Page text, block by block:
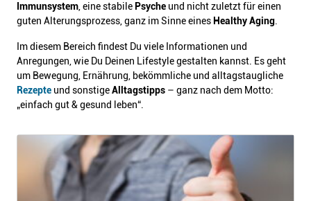
Immunsystem, eine stabile Psyche und nicht zuletzt für einen
guten Alterungsprozess, ganz im Sinne eines Healthy Aging.
Im diesem Bereich findest Du viele Informationen und
Anregungen, wie Du Deinen Lifestyle gestalten kannst. Es geht
um Bewegung, Ernährung, bekömmliche und alltagstaugliche
Rezepte und sonstigeAlltagstipps – ganz nach dem Motto:
„einfach gut & gesund leben“.